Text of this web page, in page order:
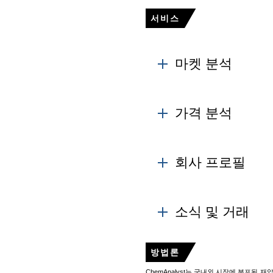
서비스
마켓 분석
사용하여 추정됩니다.
가격 분석
Learn More
회사 프로필
소식 및 거래
또한 회사의 비전과 사명
방법론